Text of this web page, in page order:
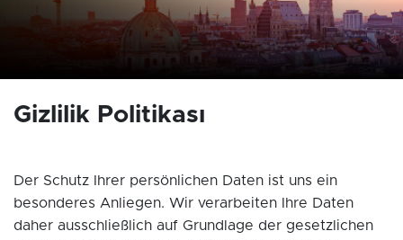
Gizlilik Politikası
Der Schutz Ihrer persönlichen Daten ist uns ein
besonderes Anliegen. Wir verarbeiten Ihre Daten
daher ausschließlich auf Grundlage der gesetzlichen